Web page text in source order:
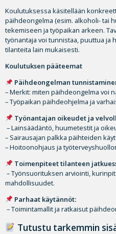
Koulutuksessa käsitellään
päihdeongelma (esim. alkoholi- tai
tekemiseen ja työpaikan arkeen.
työnantaja voi tunnistaa, puuttua ja
tilanteita lain mukaisesti.
Koulutuksen pääteemat
Päihdeongelman
– Merkit: miten päihdeongelma voi
– Työpaikan päihdeohjelma ja
Työnantajan oikeudet ja
– Lainsäädäntö, huumetestit ja
– Sairausajan palkka päihteiden
– Hoitoonohjaus ja
Toimenpiteet tilanteen
– Työnsuorituksen arviointi,
mahdollisuudet.
Parhaat käytännöt:
– Toimintamallit ja ratkaisut
Tutustu tarkemmin